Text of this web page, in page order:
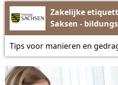
Zakelijke
Saksen -
Tips voor manieren en